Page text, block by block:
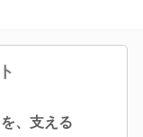
、支える